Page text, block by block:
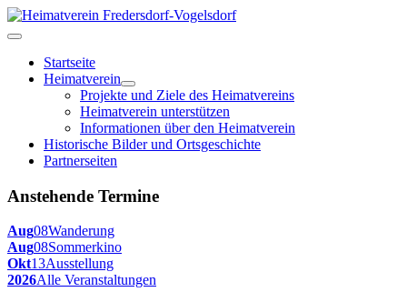
Startseite
Heimatverein
Projekte und Ziele des Heimatvereins
Heimatverein unterstützen
Informationen über den Heimatverein
Historische Bilder und Ortsgeschichte
Partnerseiten
Anstehende Termine
Aug08Wanderung
Aug08Sommerkino
Okt13Ausstellung
2026Alle Veranstaltungen